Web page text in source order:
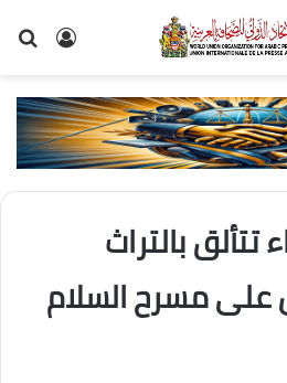
تسجيل
بالتراث
على مسرح السلام